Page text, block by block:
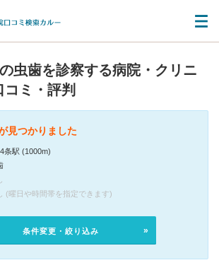
虫歯を診察する病院・クリニ
コミ・評判
見つかりました
条駅 (1000m)
(曜日や時間帯を指定できます)
条件変更・絞り込み